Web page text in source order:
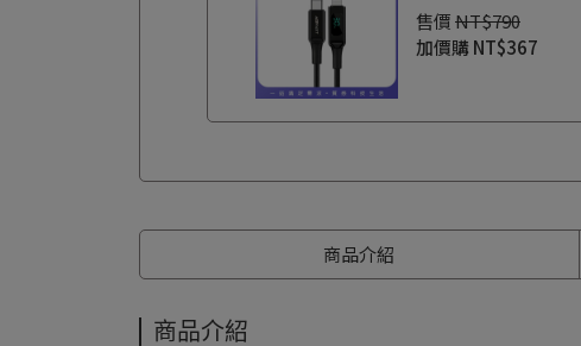
售價NT$790
加價購NT$367
商品介紹
商品介紹